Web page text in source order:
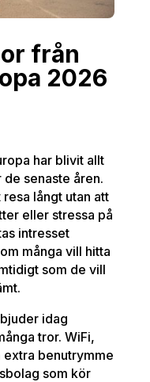
från
2026
har blivit allt
senaste åren.
långt utan att
eller stressa på
intresset
många vill hitta
som de vill
idag
tror. WiFi,
benutrymme
som kör